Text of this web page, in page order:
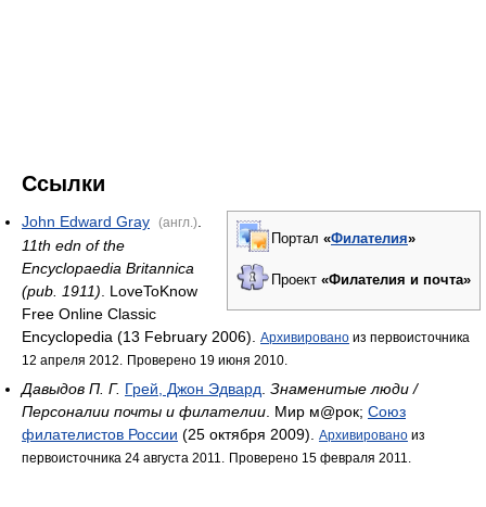
Ссылки
Портал «Филателия»
Проект «Филателия и почта»
John Edward Gray (англ.)
11th edn of the
Encyclopaedia Britannica
(pub. 1911) . LoveToKnow
Free Online Classic
Encyclopedia (13 February 2006).
Архивировано из первоисточника
12 апреля 2012.
Проверено 19 июня 2010.
Давыдов П. Г. Грей, Джон Эдвард Знаменитые люди /
Персоналии почты и филателии . Мир м@рок; Союз
филателистов России (25 октября 2009). Архивировано из
первоисточника 24 августа 2011.
Проверено 15 февраля 2011.